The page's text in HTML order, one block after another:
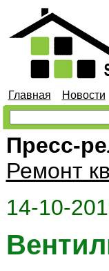
Главная Новости
Пресс-
Ремонт
14-10-